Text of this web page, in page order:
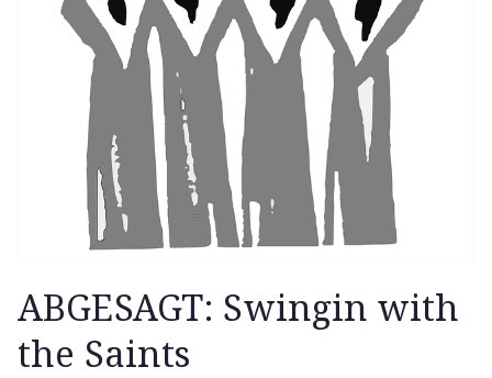
ABGESAGT: Swingin with
the Saints